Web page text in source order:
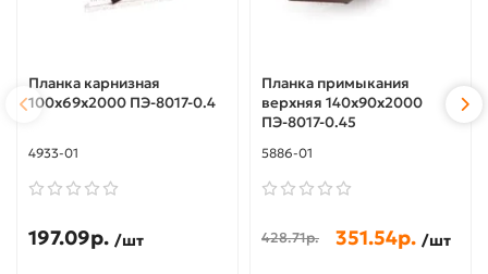
Планка карнизная
100х69х2000 ПЭ-8017-0.4
4933-01
197.09р. /шт
Планка примыкания
верхняя 140х90х2000
ПЭ-8017-0.45
5886-01
428.71р. 351.54р. /шт